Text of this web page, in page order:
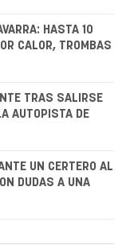
HASTA 10
CALOR, TROMBAS
TRAS SALIRSE
AUTOPISTA DE
UN CERTERO AL
DUDAS A UNA